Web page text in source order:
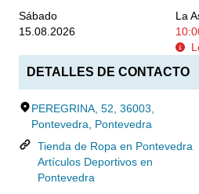
Sábado
La
15.08.2026
DETALLES DE CONTACTO
PEREGRINA, 52, 36003,
Pontevedra, Pontevedra
Tienda de Ropa en Pontevedra
Artículos Deportivos en
Pontevedra